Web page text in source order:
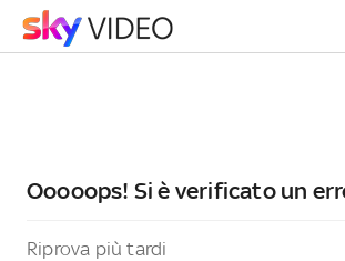
Ooooops! Si è verificato un
Riprova più tardi